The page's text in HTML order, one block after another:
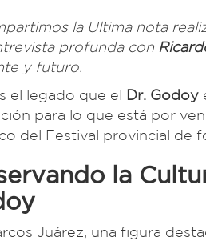
la Ultima nota
profunda con
y futuro.
el legado que el Dr. Godoy
para lo que está por
del Festival provincial de
la
Juárez, una figura